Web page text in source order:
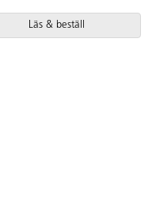
Läs & beställ